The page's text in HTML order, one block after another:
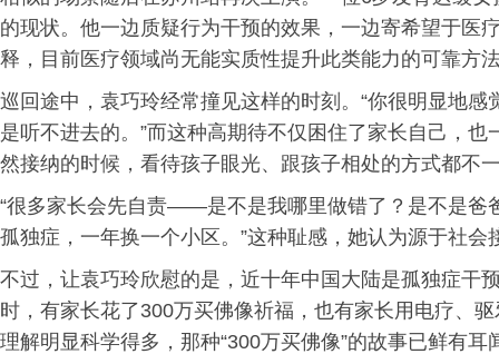
的现状。他一边质疑行为干预的效果，一边寄希望于医
释，目前医疗领域尚无能实质性提升此类能力的可靠方
巡回途中，袁巧玲经常撞见这样的时刻。“你很明显地
是听不进去的。”而这种高期待不仅困住了家长自己，
然接纳的时候，看待孩子眼光、跟孩子相处的方式都不
“很多家长会先自责——是不是我哪里做错了？是不是爸
孤独症，一年换一个小区。”这种耻感，她认为源于社会
不过，让袁巧玲欣慰的是，近十年中国大陆是孤独症干
时，有家长花了300万买佛像祈福，也有家长用电疗、
理解明显科学得多，那种“300万买佛像”的故事已鲜有耳